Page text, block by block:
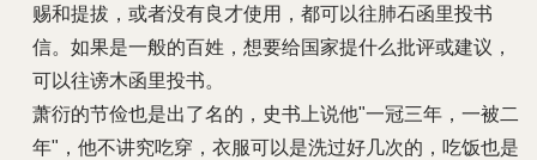
赐和提拔，或者没有良才使用，都可以往肺石函里投书
信。如果是一般的百姓，想要给国家提什么批评或建议，
可以往谤木函里投书。
萧衍的节俭也是出了名的，史书上说他"一冠三年，一被二
年"，他不讲究吃穿，衣服可以是洗过好几次的，吃饭也是